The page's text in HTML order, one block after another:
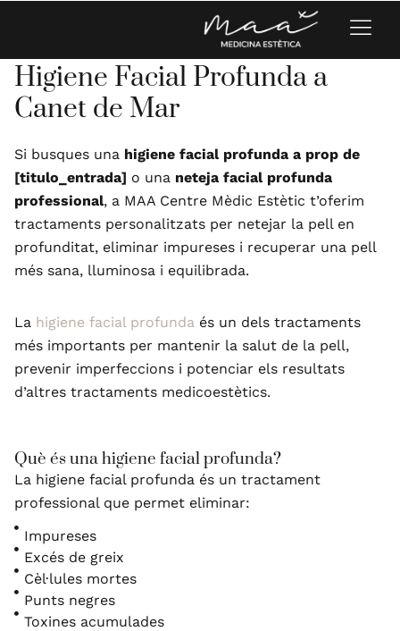
Higiene Facial Profunda a
Canet de Mar
Si busques una higiene facial profunda a prop de
[titulo_entrada] o una neteja facial profunda
professional, a MAA Centre Mèdic Estètic t’oferim
tractaments personalitzats per netejar la pell en
profunditat, eliminar impureses i recuperar una pell
més sana, lluminosa i equilibrada.
La higiene facial profunda és un dels tractaments
més importants per mantenir la salut de la pell,
prevenir imperfeccions i potenciar els resultats
d’altres tractaments medicoestètics.
Què és una higiene facial profunda?
La higiene facial profunda és un tractament
professional que permet eliminar:
Impureses
Excés de greix
Cèl·lules mortes
Punts negres
Toxines acumulades